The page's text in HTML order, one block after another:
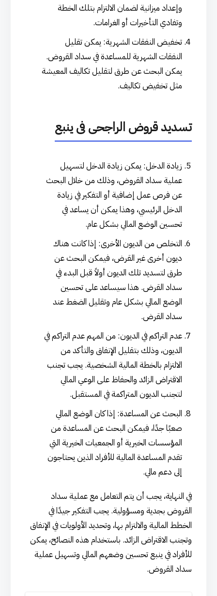
وإعداد ميزانية لضمان الالتزام بتلك الخطة
وتفادي التأخيرات أو الغرامات.
تخفيض النفقات الشهرية: يمكن تقليل
النفقات الشهرية للمساعدة في سداد القروض.
يمكن البحث عن طرق لتقليل تكاليف المعيشة
مثل تخفيض تكاليف.
تسديد قروض الراجحى فى ينبع
زيادة الدخل: يمكن زيادة الدخل لتسهيل
عملية سداد القروض، وذلك من خلال البحث
عن فرص عمل إضافية أو التفكير في زيادة
الدخل الرئيسي، وهذا يمكن أن يساعد في
تحسين الوضع المالي بشكل عام.
التخلص من الديون الأخرى: إذا كانت هناك
ديون أخرى غير القرض، فيمكن البحث عن
طرق لتسديد تلك الديون أولاً قبل البدء في
سداد القرض. هذا سيساعد على تحسين
الوضع المالي بشكل عام وتقليل الضغط عند
سداد القرض.
عدم التراكم في الديون: من المهم عدم التراكم في
الديون، وذلك بتقليل الإنفاق والتأكد من
الالتزام بالخطة المالية الشخصية. يجب تجنب
الاقتراض الزائد والحفاظ على الوعي المالي
لتجنب الديون المتراكمة في المستقبل.
البحث عن المساعدة: إذا كان الوضع المالي
صعبًا جدًا، فيمكن البحث عن المساعدة من
المؤسسات الخيرية أو الجمعيات الخيرية التي
تقدم المساعدة المالية للأفراد الذين يحتاجون
إلى دعم مالي.
في النهاية، يجب أن يتم التعامل مع عملية سداد
القروض بجدية ومسؤولية. يجب التفكير جيدًا في
الخطط المالية والالتزام بها، وتحديد الأولويات في الإنفاق
وتجنب الاقتراض الزائد. باستخدام هذه النصائح، يمكن
للأفراد في ينبع تحسين وضعهم المالي وتسهيل عملية
سداد القروض.